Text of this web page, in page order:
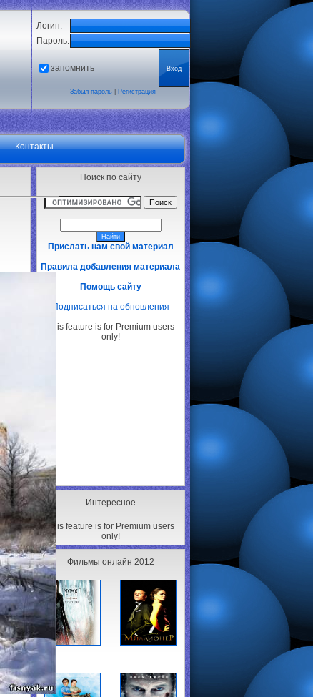
Логин:
Пароль:
запомнить
Забыл пароль| Регистрация
Контакты
Поиск по сайту
Прислать нам свой материал
Правила добавления материала
Помощь сайту
Подписаться на обновления
This feature is for Premium users
only!
Интересное
This feature is for Premium users
only!
Фильмы онлайн 2012